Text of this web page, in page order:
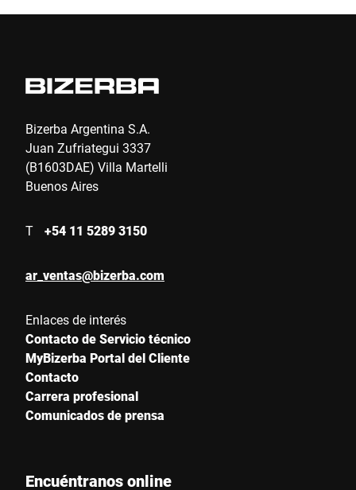
Calle *
Email *
Bizerba Argentina S.A.
Juan Zufriategui 3337
(B1603DAE) Villa Martelli
Buenos Aires
T +54 11 5289 3150
ar_ventas@bizerba.com
Enlaces de interés
Contacto de Servicio técnico
MyBizerba Portal del Cliente
Contacto
Carrera profesional
Comunicados de prensa
Encuéntranos online